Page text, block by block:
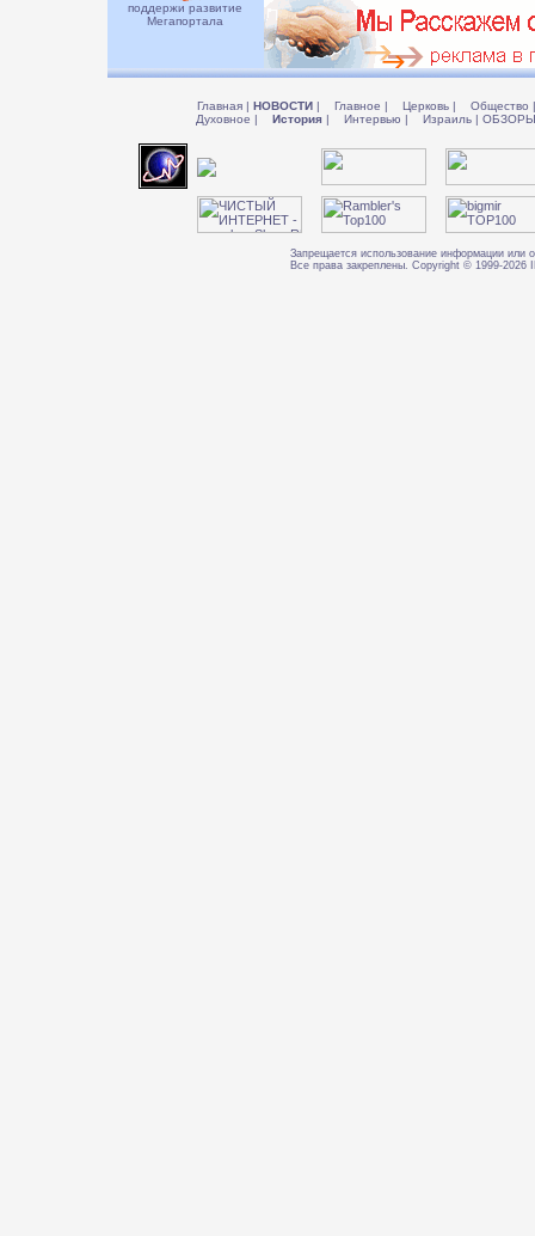
поддержи развитие
Мегапортала
Главная | НОВОСТИ | Главное | Церковь | Общество |
Духовное | История | Интервью | Израиль |
Запрещается использование информации или
Все права закреплены. Copyright © 1999-